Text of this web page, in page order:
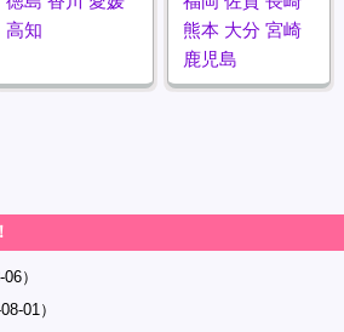
高知
熊本 大分 宮崎
鹿児島
）
01）